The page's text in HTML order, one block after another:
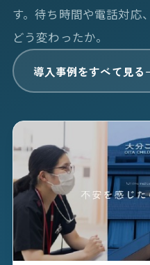
す。待ち時間や電話対応
どう変わったか。
導入事例をすべて見る